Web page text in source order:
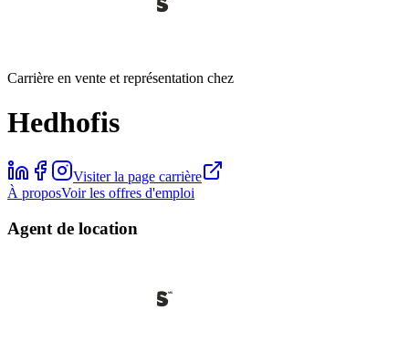
Carrière en vente et représentation chez
Hedhofis
Visiter la page carrière
À proposVoir les offres d'emploi
Agent de location